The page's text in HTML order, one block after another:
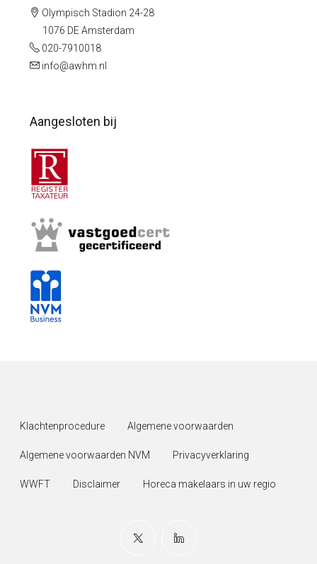
Olympisch Stadion 24-28
1076 DE Amsterdam
020-7910018
info@awhm.nl
Aangesloten bij
Klachtenprocedure Algemene voorwaarden
Algemene voorwaarden NVM Privacyverklaring
WWFT Disclaimer Horeca makelaars in uw regio